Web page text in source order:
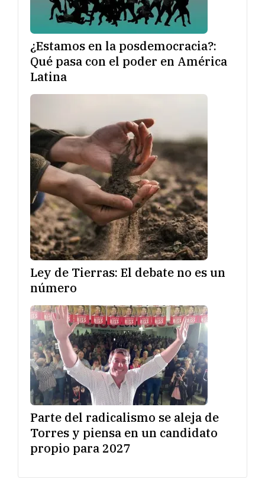
¿Estamos en la posdemocracia?:
Qué pasa con el poder en América
Latina
Ley de Tierras: El debate no es un
número
Parte del radicalismo se aleja de
Torres y piensa en un candidato
propio para 2027